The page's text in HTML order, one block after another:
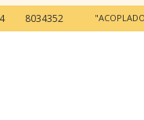
4
8034352